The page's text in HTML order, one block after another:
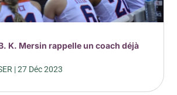
K. Mersin rappelle un coach déjà
|27 Déc 2023